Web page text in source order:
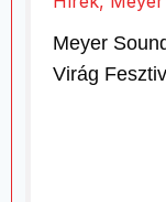
Meyer
Virág